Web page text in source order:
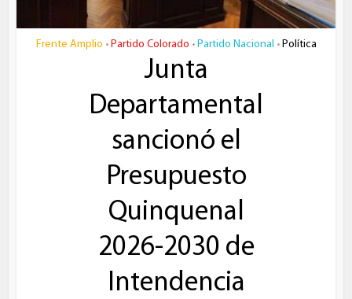
Frente Amplio • Partido Colorado • Partido Nacional • Política
Junta
Departamental
sancionó el
Presupuesto
Quinquenal
2026-2030 de
Intendencia